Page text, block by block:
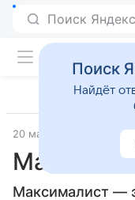
Поиск
20 марта 2026 Дети
Максималист —
Поиск
Найдёт